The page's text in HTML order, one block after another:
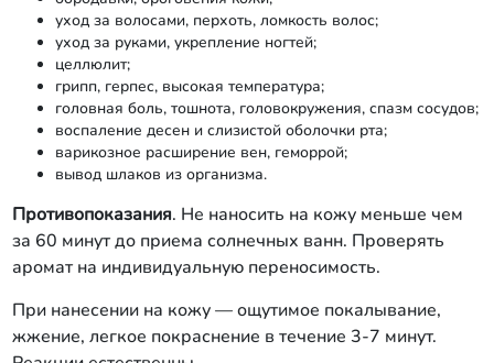
уход за волосами, перхоть, ломкость волос;
уход за руками, укрепление ногтей;
целлюлит;
грипп, герпес, высокая температура;
головная боль, тошнота, головокружения, спазм сосудов;
воспаление десен и слизистой оболочки рта;
варикозное расширение вен, геморрой;
вывод шлаков из организма.
Противопоказания. Не наносить на кожу меньше чем
за 60 минут до приема солнечных ванн. Проверять
аромат на индивидуальную переносимость.
При нанесении на кожу — ощутимое покалывание,
жжение, легкое покраснение в течение 3-7 минут.